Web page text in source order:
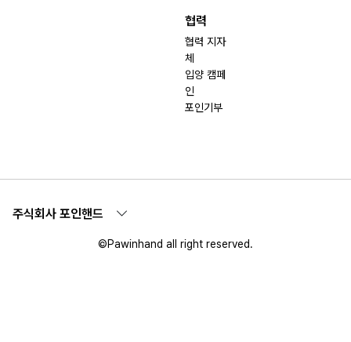
협력
협력 지자
체
입양 캠페
인
포인기부
주식회사 포인핸드
©Pawinhand all right reserved.